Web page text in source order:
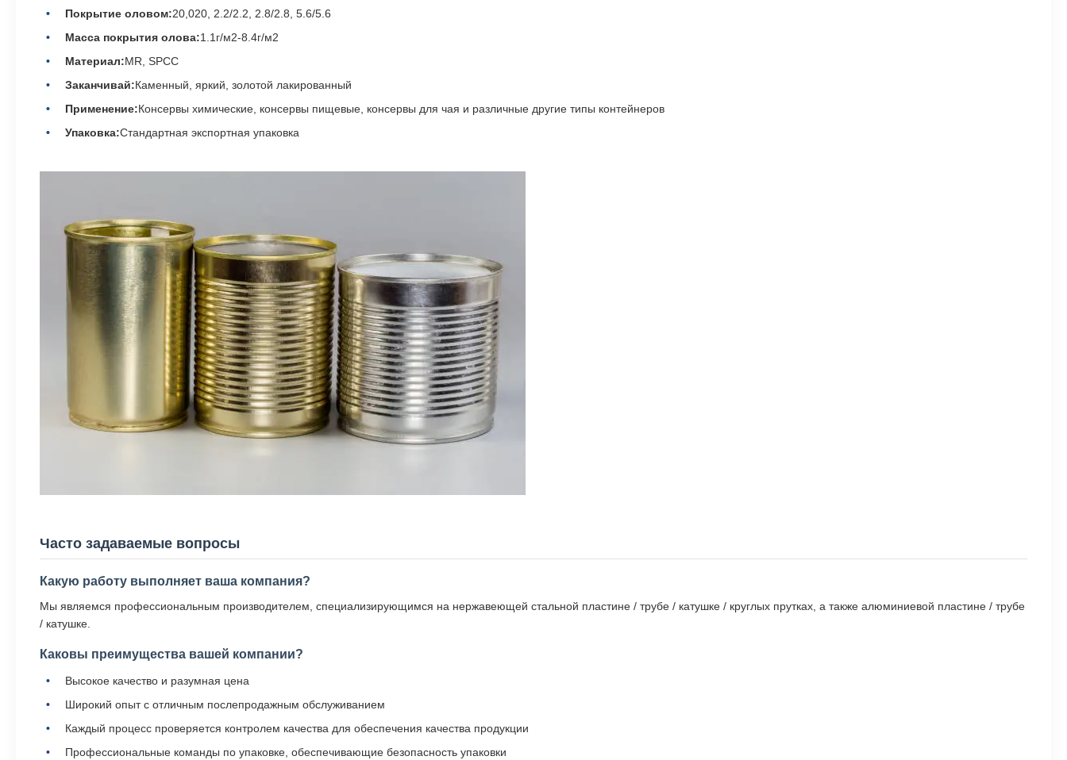
Покрытие оловом:20,020, 2.2/2.2, 2.8/2.8, 5.6/5.6
Масса покрытия олова:1.1г/м2-8.4г/м2
Материал:MR, SPCC
Заканчивай:Каменный, яркий, золотой лакированный
Применение:Консервы химические, консервы пищевые, консервы для чая и различные другие типы контейнеров
Упаковка:Стандартная экспортная упаковка
Часто задаваемые вопросы
Какую работу выполняет ваша компания?
Мы являемся профессиональным производителем, специализирующимся на нержавеющей стальной пластине / трубе / катушке / круглых прутках, а также алюминиевой пластине / трубе
/ катушке.
Каковы преимущества вашей компании?
Высокое качество и разумная цена
Широкий опыт с отличным послепродажным обслуживанием
Каждый процесс проверяется контролем качества для обеспечения качества продукции
Профессиональные команды по упаковке, обеспечивающие безопасность упаковки